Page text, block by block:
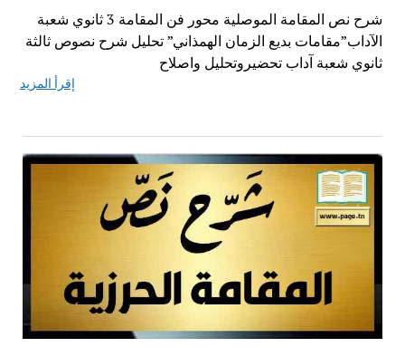
شرح نص المقامة الموصلية محور فن المقامة 3 ثانوي شعبة
الآداب”مقامات بديع الزمان الهمذاني” تحليل شرح نصوص ثالثة
ثانوي شعبة آداب تحضيروتحليل واصلاح
إقرأ المزيد